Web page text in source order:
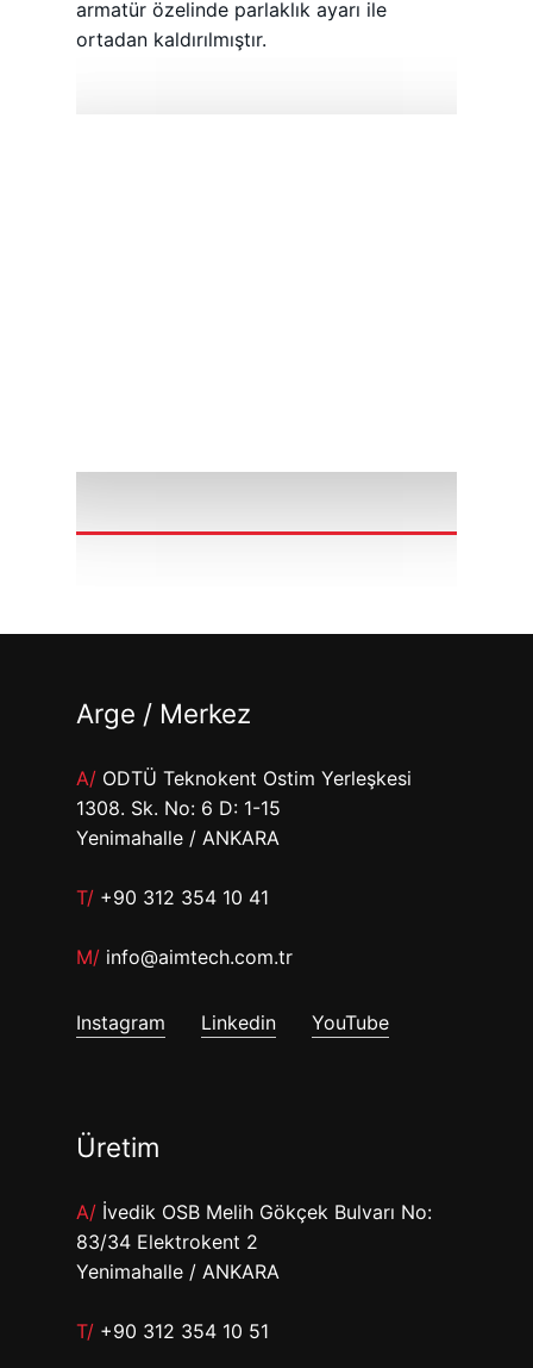
armatür özelinde parlaklık ayarı ile
ortadan kaldırılmıştır.
Arge / Merkez
A/ ODTÜ Teknokent Ostim Yerleşkesi
1308. Sk. No: 6 D: 1-15
Yenimahalle / ANKARA
T/ +90 312 354 10 41
M/ info@aimtech.com.tr
Instagram Linkedin YouTube
Üretim
A/ İvedik OSB Melih Gökçek Bulvarı No:
83/34 Elektrokent 2
Yenimahalle / ANKARA
T/ +90 312 354 10 51